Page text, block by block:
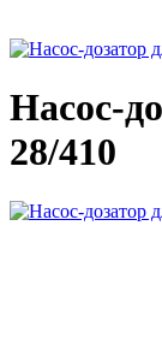
Насос-
28/410